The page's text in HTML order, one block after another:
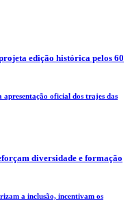
edição histórica pelos 60
oficial dos trajes das
diversidade e formação
a inclusão, incentivam os